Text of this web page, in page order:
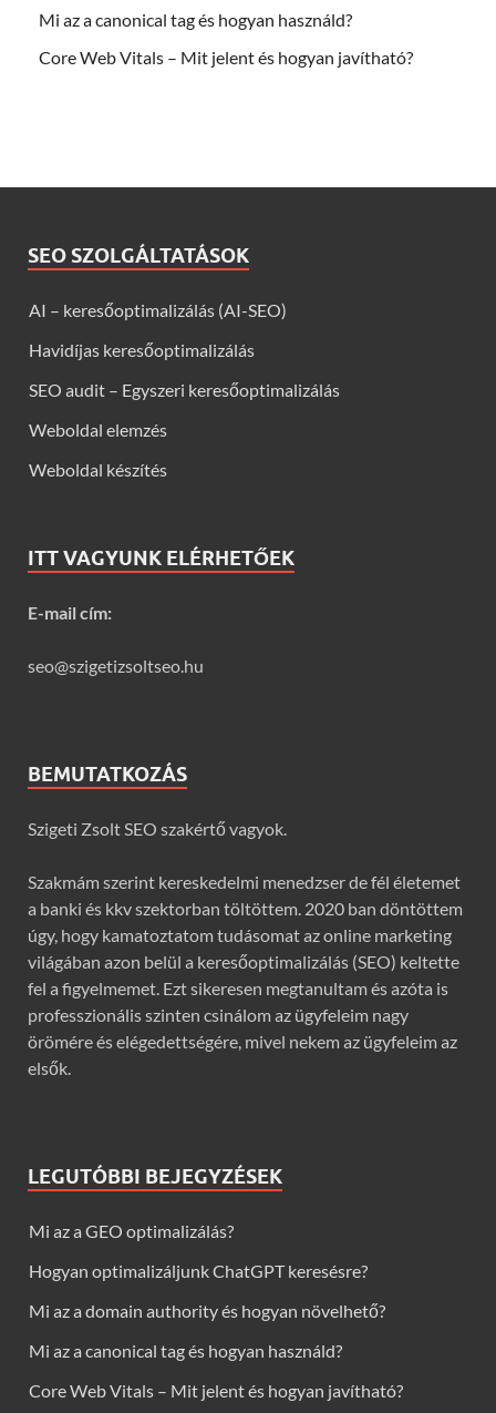
Mi az a canonical tag és hogyan használd?
Core Web Vitals – Mit jelent és hogyan javítható?
SEO SZOLGÁLTATÁSOK
AI – keresőoptimalizálás (AI-SEO)
Havidíjas keresőoptimalizálás
SEO audit – Egyszeri keresőoptimalizálás
Weboldal elemzés
Weboldal készítés
ITT VAGYUNK ELÉRHETŐEK
E-mail cím:
seo@szigetizsoltseo.hu
BEMUTATKOZÁS
Szigeti Zsolt SEO szakértő vagyok.
Szakmám szerint kereskedelmi menedzser de fél életemet
a banki és kkv szektorban töltöttem. 2020 ban döntöttem
úgy, hogy kamatoztatom tudásomat az online marketing
világában azon belül a keresőoptimalizálás (SEO) keltette
fel a figyelmemet. Ezt sikeresen megtanultam és azóta is
professzionális szinten csinálom az ügyfeleim nagy
örömére és elégedettségére, mivel nekem az ügyfeleim az
elsők.
LEGUTÓBBI BEJEGYZÉSEK
Mi az a GEO optimalizálás?
Hogyan optimalizáljunk ChatGPT keresésre?
Mi az a domain authority és hogyan növelhető?
Mi az a canonical tag és hogyan használd?
Core Web Vitals – Mit jelent és hogyan javítható?